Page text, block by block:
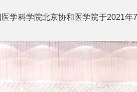
科学院北京协和医学院于2021年